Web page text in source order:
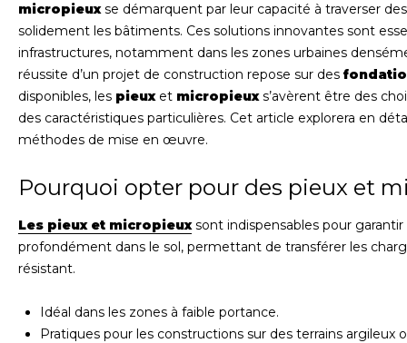
micropieuxse démarquent par leur capacité à traverser
solidement les bâtiments. Ces solutions innovantes sont
infrastructures, notamment dans les zones urbaines
réussite d’un projet de construction repose sur des
disponibles, les pieuxet micropieuxs’avèrent être des
des caractéristiques particulières. Cet article explorera en
méthodes de mise en œuvre.
Pourquoi opter pour des pieux et
Les pieux et micropieuxsont indispensables pour
profondément dans le sol, permettant de transférer les
résistant.
Idéal dans les zones à faible portance.
Pratiques pour les constructions sur des terrains argileux